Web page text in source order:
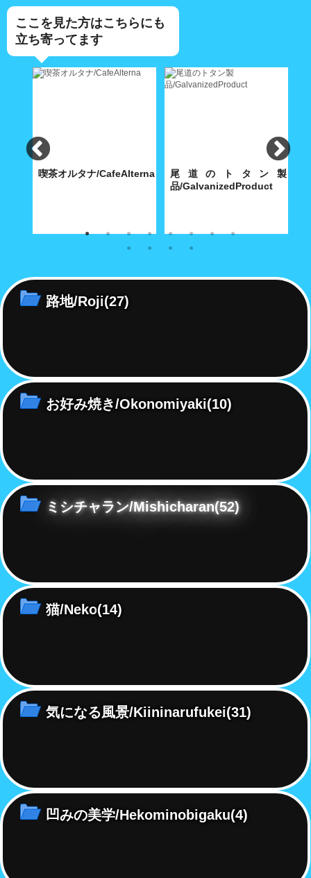
ここを見た方はこちらにも
立ち寄ってます
喫茶オルタナ/CafeAlterna
八坂神社に通じる築島(明神)小
尾道のトタン製
品/GalvanizedProduct
内海製作所(大正9年創業)が今
ン・グッズ
路地/Roji(27)
お好み焼き/Okonomiyaki(10)
ミシチャラン/Mishicharan(52)
猫/Neko(14)
気になる風景/Kiininarufukei(31)
凹みの美学/Hekominobigaku(4)